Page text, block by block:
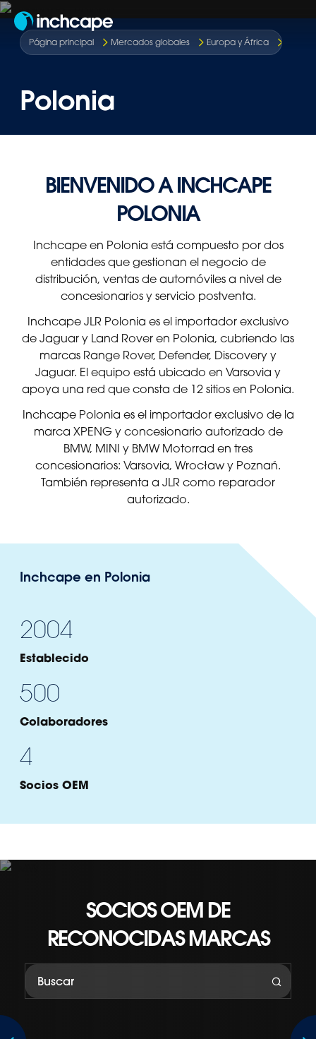
Página principal Mercados globales Europa y África
Polonia
BIENVENIDO A INCHCAPE
POLONIA
Inchcape en Polonia está compuesto por dos
entidades que gestionan el negocio de
distribución, ventas de automóviles a nivel de
concesionarios y servicio postventa.
Inchcape JLR Polonia es el importador exclusivo
de Jaguar y Land Rover en Polonia, cubriendo las
marcas Range Rover, Defender, Discovery y
Jaguar. El equipo está ubicado en Varsovia y
apoya una red que consta de 12 sitios en Polonia.
Inchcape Polonia es el importador exclusivo de la
marca XPENG y concesionario autorizado de
BMW, MINI y BMW Motorrad en tres
concesionarios: Varsovia, Wrocław y Poznań.
También representa a JLR como reparador
autorizado.
Inchcape en Polonia
2004
Establecido
500
Colaboradores
4
Socios OEM
SOCIOS OEM DE
RECONOCIDAS MARCAS
Enfoque:Focus points to be placed
Subaru Australia is the exclusive Australian importer and
distributor of Subaru vehicles manufactured by Subaru
Corporation.